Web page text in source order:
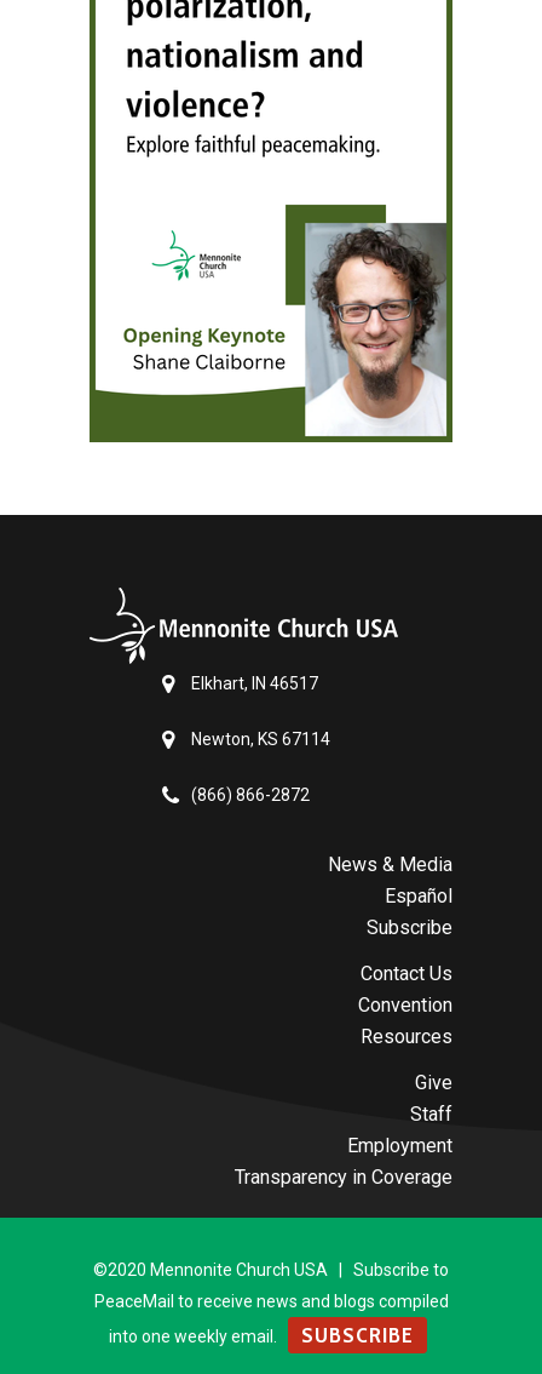
Elkhart, IN 46517
Newton, KS 67114
(866) 866-2872
News & Media
Español
Subscribe
Contact Us
Convention
Resources
Give
Staff
Employment
Transparency in Coverage
©2020 Mennonite Church USA | Subscribe to
PeaceMail to receive news and blogs compiled
into one weekly email.
SUBSCRIBE